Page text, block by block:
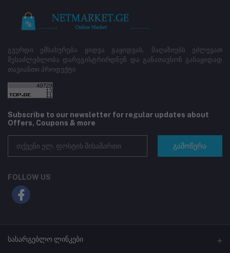
გვერდი ემსახურება ყიდვა გაყიდვას, მაღაზიებს ეძლევათ
შესაძლებლობა დარეგისტრირდნენ და განათავსონ გასაყიდად
თავიანთი პროდუქტი
Subscribe to our newsletter for regular updates about
Offers, Coupons & more
გამოწერა
FOLLOW US
სასარგებლო ლინკები